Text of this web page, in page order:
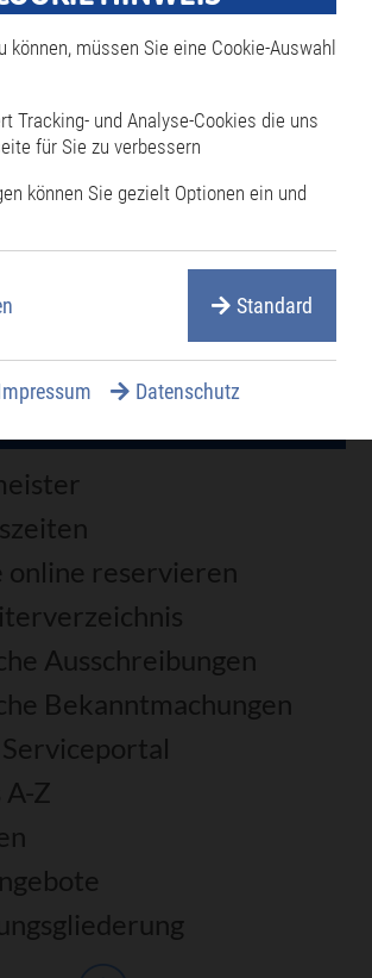
für ihre Mitwirkung an vorderer
Gestaltung der
online reservieren
Ausschreibungen
Bekanntmachungen
Serviceportal
A-Z
können, müssen Sie eine Cookie-Auswahl
Tracking- und Analyse-Cookies die uns
für Sie zu verbessern
können Sie gezielt Optionen ein und
Standard
Datenschutz